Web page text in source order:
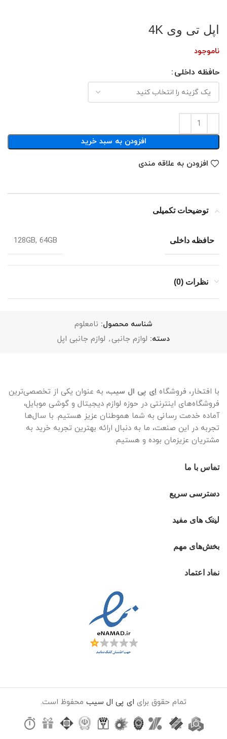
اپل تی وی 4K
ناموجود
حافظه داخلی
افزودن به سبد خرید
افزودن به علاقه مندی
توضیحات تکمیلی
حافظه داخلی 128GB, 64GB
نظرات (0)
شناسه محصول: نامعلوم
دسته: لوازم جانبی, لوازم جانبی اپل
با افتخار، فروشگاه اِی پی ال سیب، به عنوان یکی از تخصصی‌ترین
فروشگاه‌های اینترنتی در حوزه لوازم دیجیتال و گوشی موبایل،
آماده خدمت رسانی به شما هموطنان عزیز هستیم. با سال‌ها
تجربه در این صنعت، ما به دنبال ارائه بهترین تجربه خرید به
مشتریان عزیزمان بوده و هستیم.
تماس با ما
دسترسی سریع
لینک های مفید
بخش‌های مهم
نماد اعتماد
تمام حقوق برای ای پی ال سیب محفوظ است.